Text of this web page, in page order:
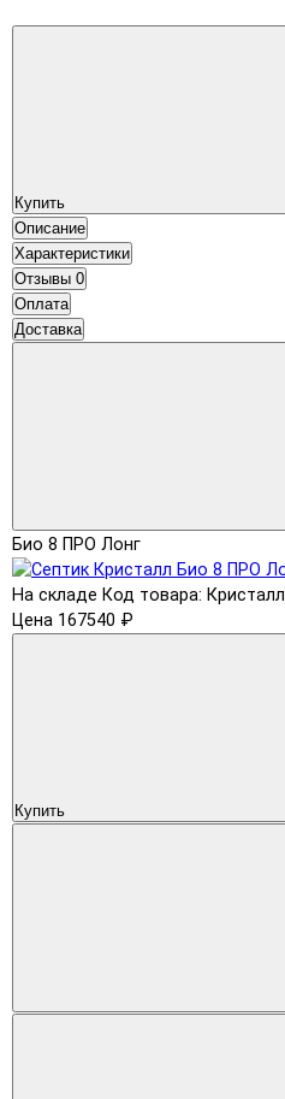
Купить
Описание
Характеристики
Отзывы 0
Оплата
Доставка
Био 8 ПРО Лонг
На складе Код товара:
Цена 167540 ₽
Купить